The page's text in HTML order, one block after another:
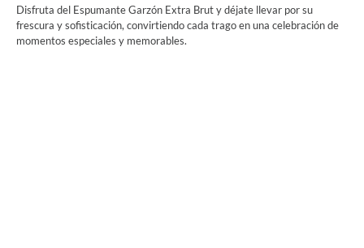
Disfruta del Espumante Garzón Extra Brut y déjate llevar por su
frescura y sofisticación, convirtiendo cada trago en una celebración de
momentos especiales y memorables.